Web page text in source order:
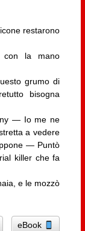
restarono
con la mano
grumo di
bisogna
— Io me ne
a vedere
— Puntò
killer che fa
e le mozzò
eBook